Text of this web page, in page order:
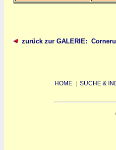
zurück zur GALERIE:
HOME SUCHE &